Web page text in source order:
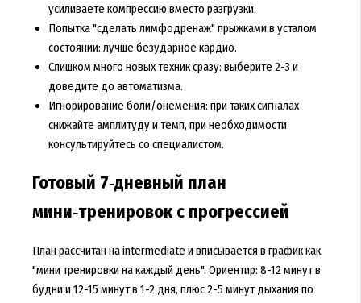
усиливаете компрессию вместо разгрузки.
Попытка "сделать лимфодренаж" прыжками в усталом
состоянии: лучше безударное кардио.
Слишком много новых техник сразу: выберите 2-3 и
доведите до автоматизма.
Игнорирование боли/онемения: при таких сигналах
снижайте амплитуду и темп, при необходимости
консультируйтесь со специалистом.
Готовый 7‑дневный план
мини‑тренировок с прогрессией
План рассчитан на intermediate и вписывается в график как
"мини тренировки на каждый день". Ориентир: 8-12 минут в
будни и 12-15 минут в 1-2 дня, плюс 2-5 минут дыхания по